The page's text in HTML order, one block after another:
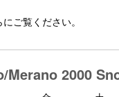
ご覧ください。